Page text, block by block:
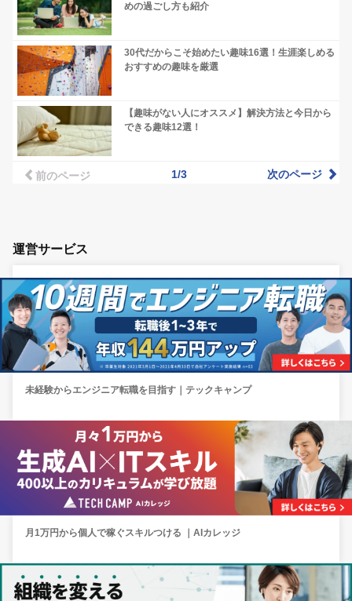
めの過ごし方も紹介
30代だからこそ始めたい趣味16選！生涯楽しめる
おすすめの趣味を厳選
【趣味がない人にオススメ】解決方法と今日から
できる趣味12選！
前のページ 1/3 次のページ
運営サービス
未経験からエンジニア転職を目指す｜テックキャンプ
月1万円から個人で稼ぐスキルつける ｜AIカレッジ